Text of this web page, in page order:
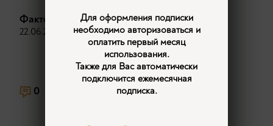
Фактор Курдистана на Ближнем Востоке
22.06.2026
0
Для оформления подписки
необходимо авторизоваться и
оплатить первый месяц
использования.
Также для Вас автоматически
подключится ежемесячная
подписка.